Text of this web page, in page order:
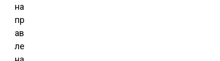
на
пр
ав
ле